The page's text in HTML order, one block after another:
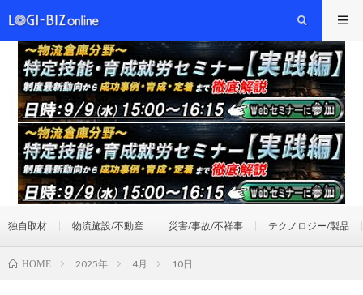
独自取材 物流施設/不動産 災害/事故/不祥事 テクノロジー/製品
HOME 2025年 4月 10日